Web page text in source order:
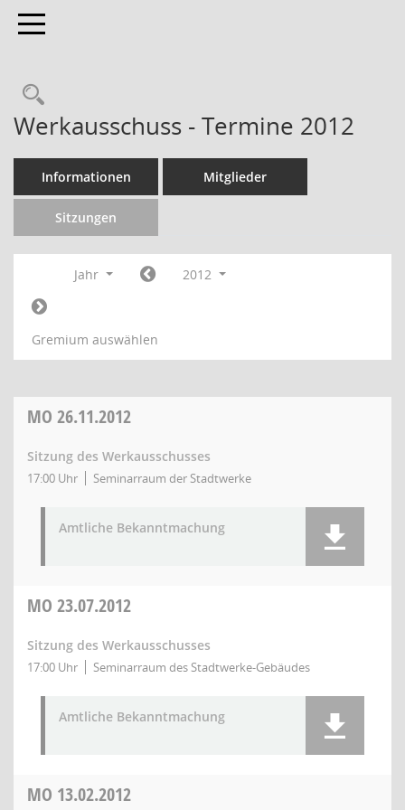
Toggle navigation
Werkausschuss - Termine 2012
Informationen Mitglieder
Sitzungen
Jahr 2012
Gremium auswählen
MO 26.11.2012
Sitzung des Werkausschusses
17:00 Uhr Seminarraum der Stadtwerke
Amtliche Bekanntmachung
MO 23.07.2012
Sitzung des Werkausschusses
17:00 Uhr Seminarraum des Stadtwerke-Gebäudes
Amtliche Bekanntmachung
MO 13.02.2012